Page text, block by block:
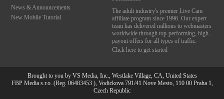
News & Announcements
New Mobile Tutorial
The adult industry's premier Live Cam
affiliate program since 1996. Our expert
team has delivered millions to webmasters
worldwide through top-performing, high-
payout offers for all types of traffic.
Click here to get started
Brought to you by VS Media, Inc., Westlake Village, CA, United States
FBP Media s.r.o. (Reg. 06483453 ), Vodickova 791/41 Nove Mesto, 110 00 Praha 1,
Czech Republic